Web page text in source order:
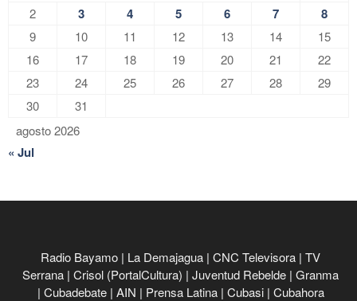
agosto 2026
2 3 4 5 6 7 8
9 10 11 12 13 14
15
16
17 18 19 20 21
22
23
24 25 26 27 28
29
30
31
« Jul
Radio Bayamo | La Demajagua | CNC Televisora | TV
Serrana | Crisol (PortalCultura) | Juventud Rebelde | Granma
| Cubadebate | AIN | Prensa Latina | Cubasi | Cubahora